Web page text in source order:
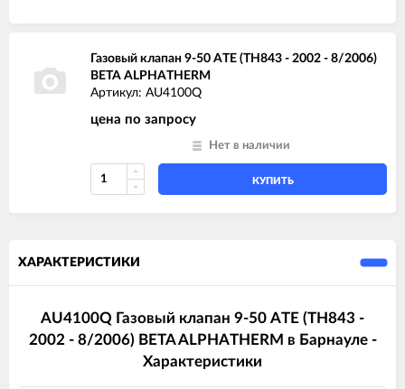
Газовый клапан 9-50 ATE (TH843 - 2002 - 8/2006)
BETA ALPHATHERM
Артикул: AU4100Q
цена по запросу
Нет в наличии
КУПИТЬ
ХАРАКТЕРИСТИКИ
AU4100Q Газовый клапан 9-50 ATE (TH843 -
2002 - 8/2006) BETA ALPHATHERM в Барнауле -
Характеристики